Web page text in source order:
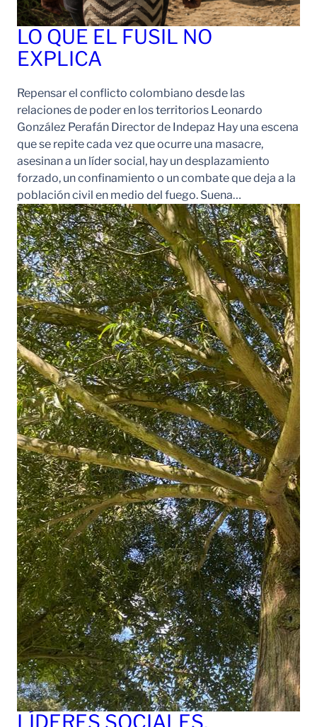
LO QUE EL FUSIL NO
EXPLICA
Repensar el conflicto colombiano desde las
relaciones de poder en los territorios Leonardo
González Perafán Director de Indepaz Hay una escena
que se repite cada vez que ocurre una masacre,
asesinan a un líder social, hay un desplazamiento
forzado, un confinamiento o un combate que deja a la
población civil en medio del fuego. Suena…
LÍDERES SOCIALES,